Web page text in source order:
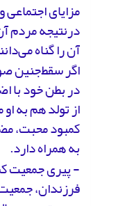
مزایای
درنتیجه مردم
آن را گناه
در بطن خود با
از تولد هم به
کمبود محبت،
به همراه دارد.
- پیری جمعیت
فرزندان،